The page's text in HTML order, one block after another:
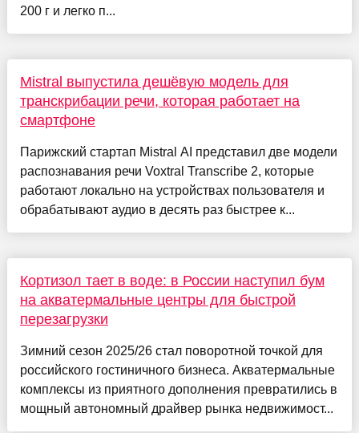
200 г и легко п...
Mistral выпустила дешёвую модель для
транскрибации речи, которая работает на
смартфоне
Парижский стартап Mistral AI представил две модели
распознавания речи Voxtral Transcribe 2, которые
работают локально на устройствах пользователя и
обрабатывают аудио в десять раз быстрее к...
Кортизол тает в воде: в России наступил бум
на акватермальные центры для быстрой
перезагрузки
Зимний сезон 2025/26 стал поворотной точкой для
российского гостиничного бизнеса. Акватермальные
комплексы из приятного дополнения превратились в
мощный автономный драйвер рынка недвижимост...